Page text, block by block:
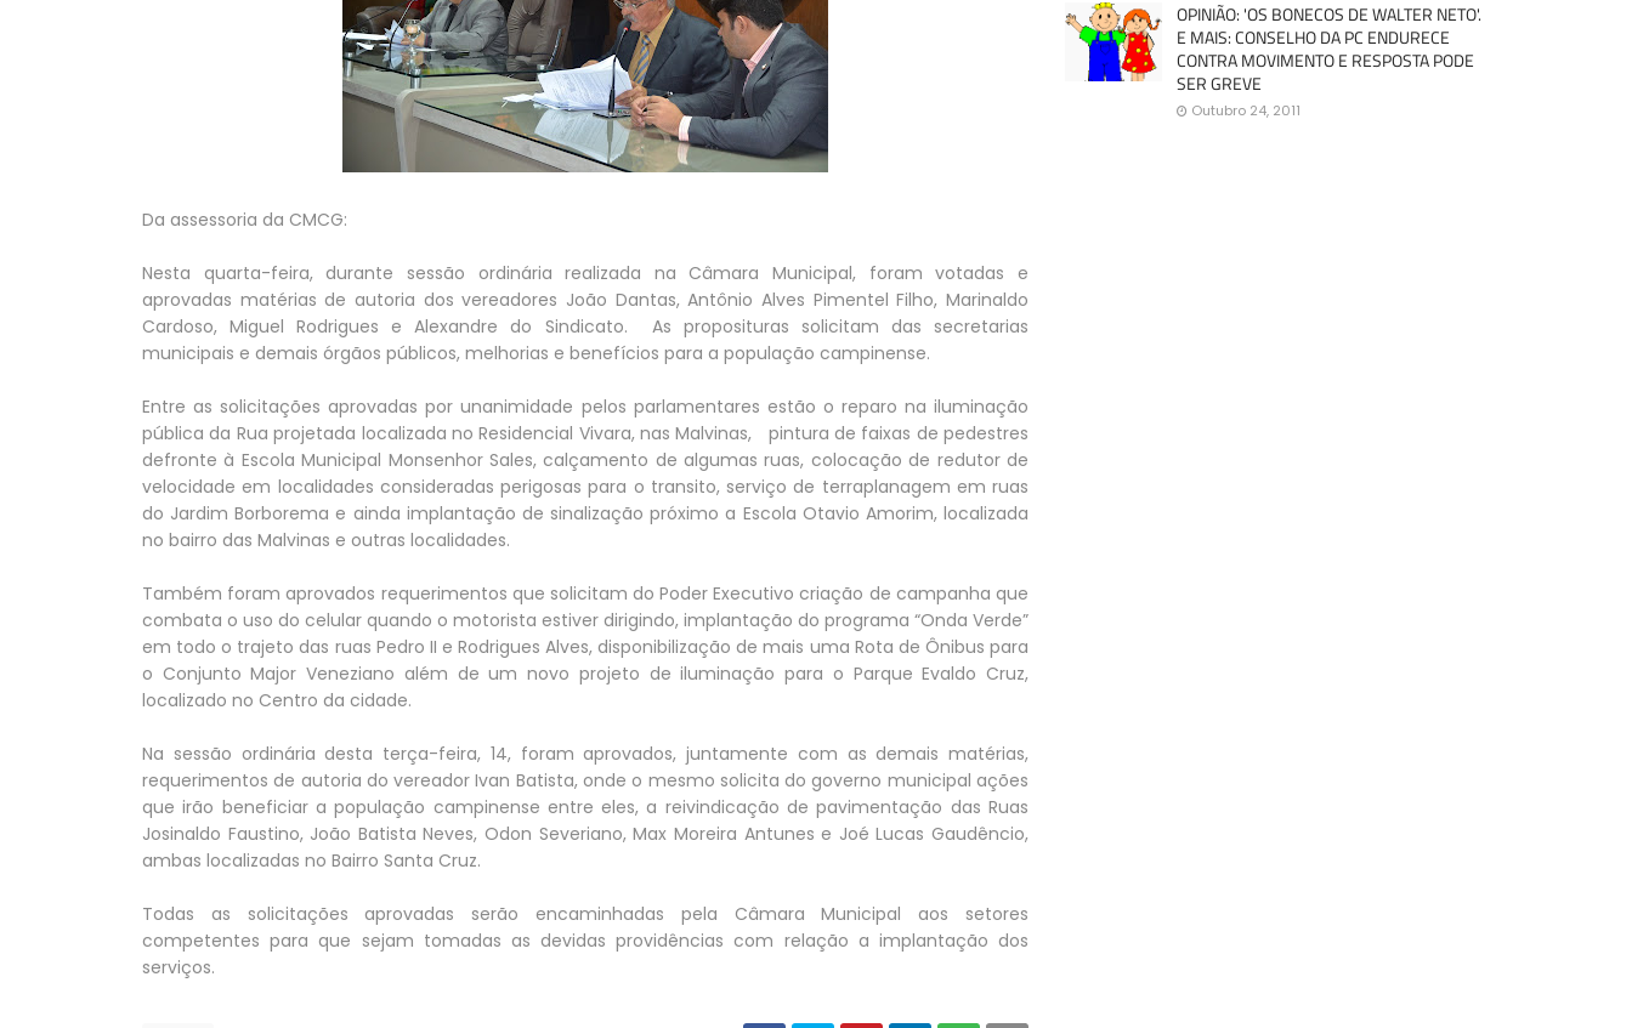
Da assessoria da CMCG:
Nesta quarta-feira, durante sessão ordinária realizada na Câmara Municipal, foram votadas e
aprovadas matérias de autoria dos vereadores João Dantas, Antônio Alves Pimentel Filho, Marinaldo
Cardoso, Miguel Rodrigues e Alexandre do Sindicato. As proposituras solicitam das secretarias
municipais e demais órgãos públicos, melhorias e benefícios para a população campinense.
Entre as solicitações aprovadas por unanimidade pelos parlamentares estão o reparo na iluminação
pública da Rua projetada localizada no Residencial Vivara, nas Malvinas, pintura de faixas de pedestres
defronte à Escola Municipal Monsenhor Sales, calçamento de algumas ruas, colocação de redutor de
velocidade em localidades consideradas perigosas para o transito, serviço de terraplanagem em ruas
do Jardim Borborema e ainda implantação de sinalização próximo a Escola Otavio Amorim, localizada
no bairro das Malvinas e outras localidades.
Também foram aprovados requerimentos que solicitam do Poder Executivo criação de campanha que
combata o uso do celular quando o motorista estiver dirigindo, implantação do programa “Onda Verde”
em todo o trajeto das ruas Pedro II e Rodrigues Alves, disponibilização de mais uma Rota de Ônibus para
o Conjunto Major Veneziano além de um novo projeto de iluminação para o Parque Evaldo Cruz,
localizado no Centro da cidade.
Na sessão ordinária desta terça-feira, 14, foram aprovados, juntamente com as demais matérias,
requerimentos de autoria do vereador Ivan Batista, onde o mesmo solicita do governo municipal ações
que irão beneficiar a população campinense entre eles, a reivindicação de pavimentação das Ruas
Josinaldo Faustino, João Batista Neves, Odon Severiano, Max Moreira Antunes e Joé Lucas Gaudêncio,
ambas localizadas no Bairro Santa Cruz.
Todas as solicitações aprovadas serão encaminhadas pela Câmara Municipal aos setores
competentes para que sejam tomadas as devidas providências com relação a implantação dos
serviços.
OPINIÃO: 'OS BONECOS DE WALTER NETO'.
E MAIS: CONSELHO DA PC ENDURECE
CONTRA MOVIMENTO E RESPOSTA PODE
SER GREVE
Outubro 24, 2011